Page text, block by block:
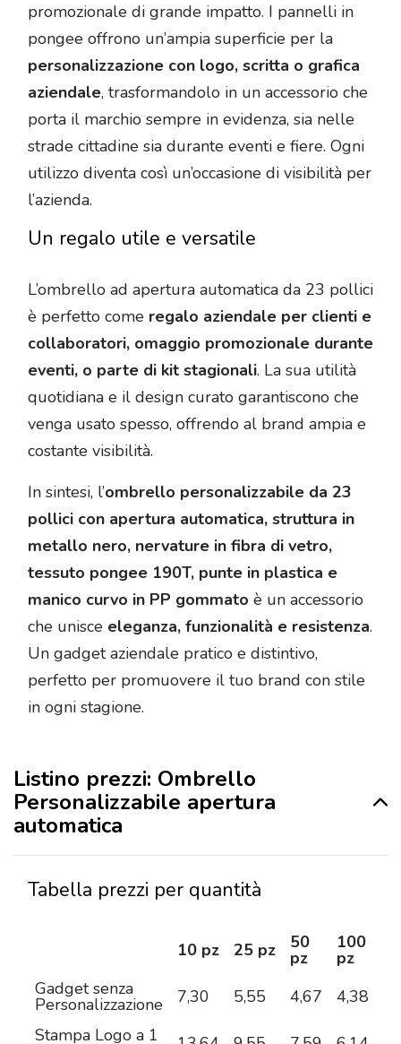
promozionale di grande impatto. I pannelli in
pongee offrono un’ampia superficie per la
personalizzazione con logo, scritta o grafica
aziendale, trasformandolo in un accessorio che
porta il marchio sempre in evidenza, sia nelle
strade cittadine sia durante eventi e fiere. Ogni
utilizzo diventa così un’occasione di visibilità per
l’azienda.
Un regalo utile e versatile
L’ombrello ad apertura automatica da 23 pollici
è perfetto come regalo aziendale per clienti e
collaboratori, omaggio promozionale durante
eventi, o parte di kit stagionali. La sua utilità
quotidiana e il design curato garantiscono che
venga usato spesso, offrendo al brand ampia e
costante visibilità.
In sintesi, l’ombrello personalizzabile da 23
pollici con apertura automatica, struttura in
metallo nero, nervature in fibra di vetro,
tessuto pongee 190T, punte in plastica e
manico curvo in PP gommato è un accessorio
che unisce eleganza, funzionalità e resistenza.
Un gadget aziendale pratico e distintivo,
perfetto per promuovere il tuo brand con stile
in ogni stagione.
Listino prezzi: Ombrello
Personalizzabile apertura
automatica
Tabella prezzi per quantità
10 pz 25 pz 50
pz
100
pz
Gadget senza
Personalizzazione 7,30 5,55 4,67 4,38
Stampa Logo a 1